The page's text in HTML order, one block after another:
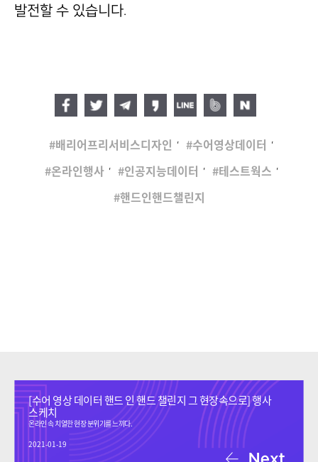
발전할 수 있습니다.
배리어프리서비스디자인 , 수어영상데이터 ,
온라인행사 , 인공지능데이터 , 테스트웍스 ,
핸드인핸드챌린지
[수어 영상 데이터 핸드 인 핸드 챌린지 그 현장속으로] 행사
스케치
온라인 속 치열한 현장 분위기를 느끼다.
2021-01-19